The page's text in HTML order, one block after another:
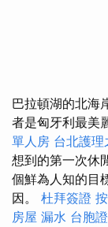
巴拉頓湖的北海
者是匈牙利最美
單人房 台北護
想到的第一次休
個鮮為人知的目
因。 杜拜簽證
房屋 漏水 台胞